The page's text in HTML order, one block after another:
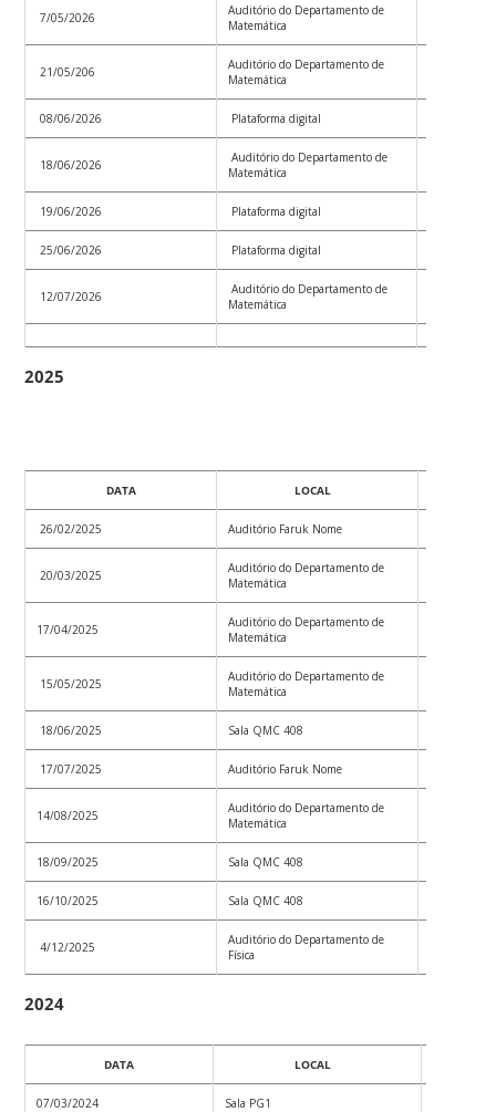
7/05/2026
Auditório do Departamento de
Matemática
21/05/206
Auditório do Departamento de
Matemática
08/06/2026 Plataforma digital
18/06/2026
Auditório do Departamento de
Matemática
19/06/2026 Plataforma digital
25/06/2026 Plataforma digital
12/07/2026
Auditório do Departamento de
Matemática
2025
DATA LOCAL
26/02/2025 Auditório Faruk Nome
20/03/2025
Auditório do Departamento de
Matemática
17/04/2025
Auditório do Departamento de
Matemática
15/05/2025
Auditório do Departamento de
Matemática
18/06/2025 Sala QMC 408
17/07/2025 Auditório Faruk Nome
14/08/2025
Auditório do Departamento de
Matemática
18/09/2025 Sala QMC 408
16/10/2025 Sala QMC 408
4/12/2025
Auditório do Departamento de
Física
2024
DATA LOCAL
07/03/2024 Sala PG1